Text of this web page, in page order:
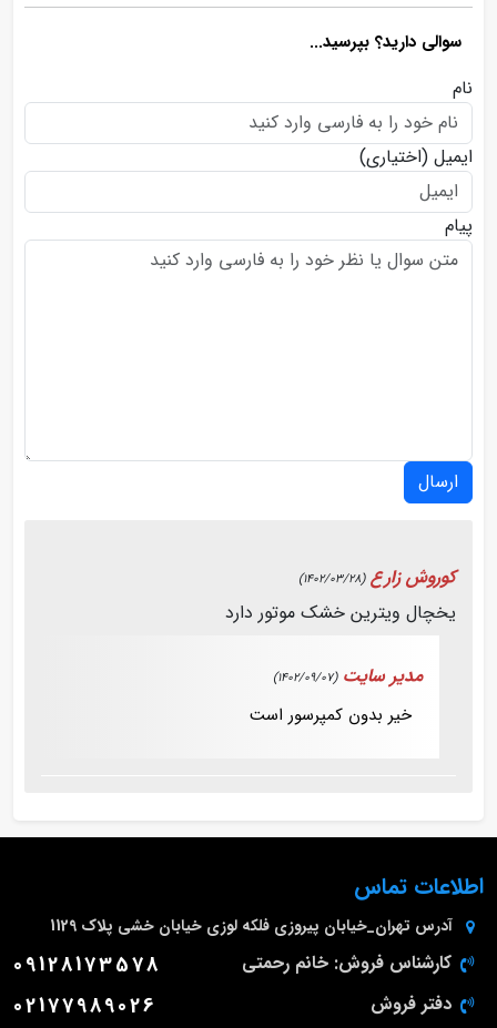
سوالی دارید؟ بپرسید...
نام
ایمیل (اختیاری)
پیام
ارسال
کوروش زارع (1402/03/28)
یخچال ویترین خشک موتور دارد
مدیر سایت (1402/09/07)
خیر بدون کمپرسور است
اطلاعات تماس
آدرس تهران_خیابان پیروزی فلکه لوزی خیابان خشی پلاک 1129
کارشناس فروش: خانم رحمتی 09128173578
دفتر فروش 02177989026